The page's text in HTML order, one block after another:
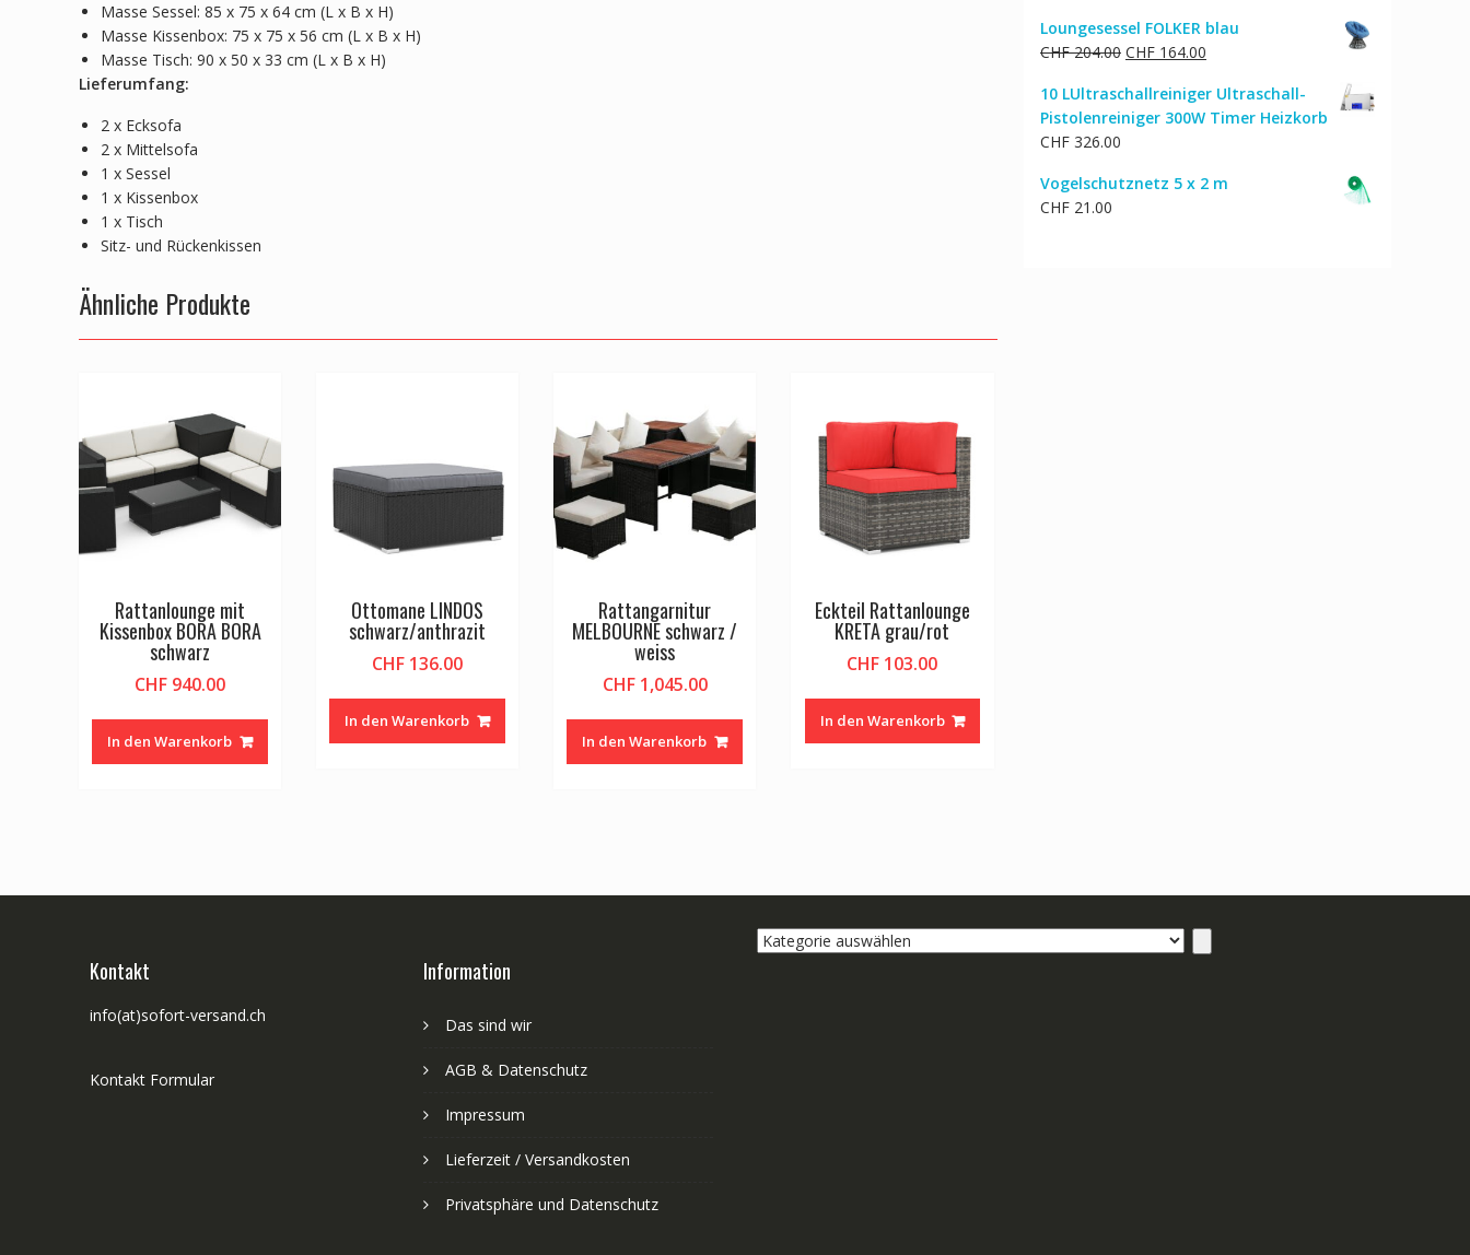
Masse Sessel: 85 x 75 x 64 cm (L x B x H)
Masse Kissenbox: 75 x 75 x 56 cm (L x B x H)
Masse Tisch: 90 x 50 x 33 cm (L x B x H)
Lieferumfang:
2 x Ecksofa
2 x Mittelsofa
1 x Sessel
1 x Kissenbox
1 x Tisch
Sitz- und Rückenkissen
Ähnliche Produkte
Rattanlounge mit
Kissenbox BORA BORA
schwarz
CHF 940.00
In den Warenkorb
Ottomane LINDOS
schwarz/anthrazit
CHF 136.00
In den Warenkorb
Rattangarnitur
MELBOURNE schwarz /
weiss
CHF1,045.00
In den Warenkorb
Eckteil Rattanlounge
KRETA grau/rot
CHF 103.00
In den Warenkorb
war:
CHF 21.00
ist:
CHF 17.00.
Loungesessel FOLKER blau
CHF204.00 Ursprünglicher
war:
CHF 204.00
CHF 164.00
ist:
CHF 164.00.
10 LUltraschallreiniger Ultraschall-
Pistolenreiniger 300W Timer Heizkorb
CHF 326.00
Vogelschutznetz 5 x 2 m
CHF 21.00
Kontakt
info(at)sofort-versand.ch
Kontakt Formular
Information
Das sind wir
AGB & Datenschutz
Impressum
Lieferzeit / Versandkosten
Privatsphäre und Datenschutz
Kategorie